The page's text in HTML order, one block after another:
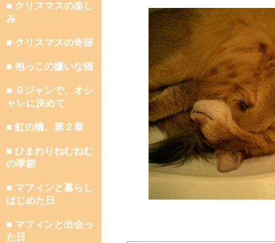
■ クリスマスの楽し
み
■ クリスマスの奇跡
■ 抱っこの嫌いな猫
■ Ｇジャンで、オシ
ャレに決めて
■ 虹の橋、第２章
■ ひまわりねむねむ
の季節
■ マフィンと暮らし
はじめた日
■ マフィンと出会っ
た日